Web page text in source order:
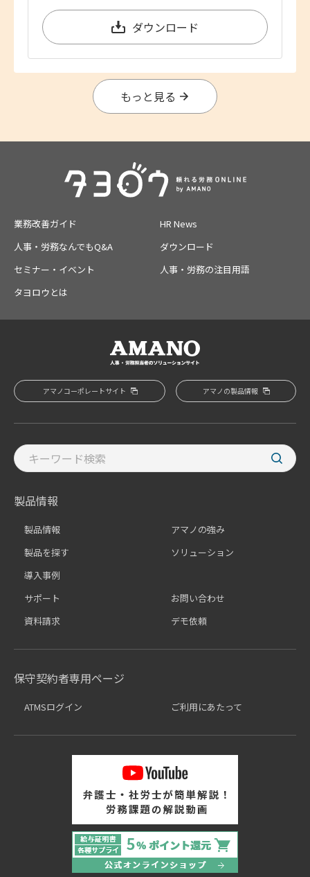
ダウンロード
もっと見る
業務改善ガイド
HR News
人事・労務なんでもQ&A
ダウンロード
セミナー・イベント
人事・労務の注目用語
タヨロウとは
アマノコーポレートサイト アマノの製品情報
製品情報
製品情報
アマノの強み
製品を探す
ソリューション
導入事例
サポート
お問い合わせ
資料請求
デモ依頼
保守契約者専用ページ
ATMSログイン ご利用にあたって